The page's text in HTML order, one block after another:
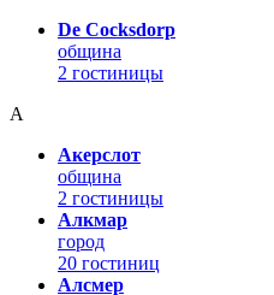
De Cocksdorp
община
2 гостиницы
А
Акерслот
община
2 гостиницы
Алкмар
город
20 гостиниц
Алсмер